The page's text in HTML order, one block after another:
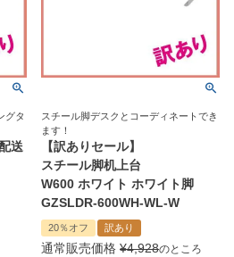
グタ
送
スチール脚デスクとコーディネートでき
ます！
【訳ありセール】
スチール脚机上台
W600 ホワイト ホワイト脚
GZSLDR-600WH-WL-W
20％オフ 訳あり
通常販売価格 ¥4,928のところ